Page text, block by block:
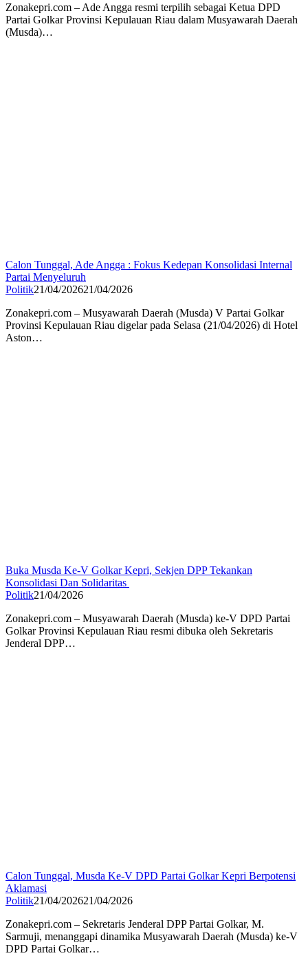
Zonakepri.com – Ade Angga resmi terpilih sebagai Ketua DPD
Partai Golkar Provinsi Kepulauan Riau dalam Musyawarah Daerah
(Musda)…
Calon Tunggal, Ade Angga : Fokus Kedepan Konsolidasi Internal
Partai Menyeluruh
Politik21/04/202621/04/2026
Zonakepri.com – Musyawarah Daerah (Musda) V Partai Golkar
Provinsi Kepulauan Riau digelar pada Selasa (21/04/2026) di Hotel
Aston…
Buka Musda Ke-V Golkar Kepri, Sekjen DPP Tekankan
Konsolidasi Dan Solidaritas
Politik21/04/2026
Zonakepri.com – Musyawarah Daerah (Musda) ke-V DPD Partai
Golkar Provinsi Kepulauan Riau resmi dibuka oleh Sekretaris
Jenderal DPP…
Calon Tunggal, Musda Ke-V DPD Partai Golkar Kepri Berpotensi
Aklamasi
Politik21/04/202621/04/2026
Zonakepri.com – Sekretaris Jenderal DPP Partai Golkar, M.
Sarmuji, menanggapi dinamika Musyawarah Daerah (Musda) ke-V
DPD Partai Golkar…